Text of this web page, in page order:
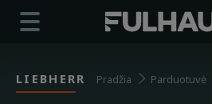
LIEBHERR Pradžia Parduotuvė
Apie mus